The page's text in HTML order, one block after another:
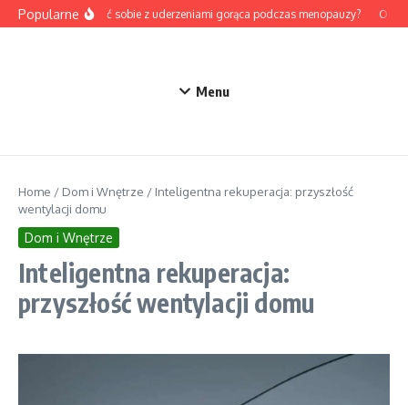
Przejdź do treści
PopularneJak radzić sobie z uderzeniami gorąca podczas menopauzy?
Menu
Home / Dom i Wnętrze / Inteligentna rekuperacja: przyszłość
wentylacji domu
Dom i Wnętrze
Inteligentna rekuperacja:
przyszłość wentylacji domu